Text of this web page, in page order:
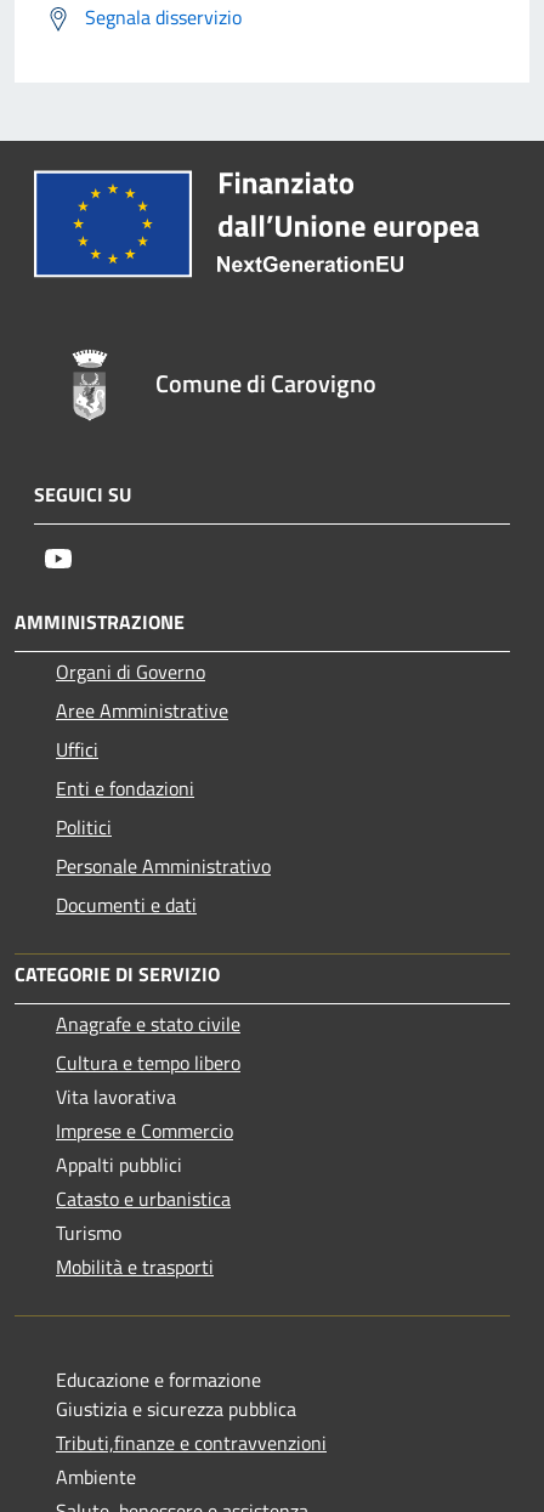
Segnala disservizio
Comune di Carovigno
SEGUICI SU
AMMINISTRAZIONE
Organi di Governo
Aree Amministrative
Uffici
Enti e fondazioni
Politici
Personale Amministrativo
Documenti e dati
CATEGORIE DI SERVIZIO
Anagrafe e stato civile
Cultura e tempo libero
Vita lavorativa
Imprese e Commercio
Appalti pubblici
Catasto e urbanistica
Turismo
Mobilità e trasporti
Educazione e formazione
Giustizia e sicurezza pubblica
Tributi,finanze e contravvenzioni
Ambiente